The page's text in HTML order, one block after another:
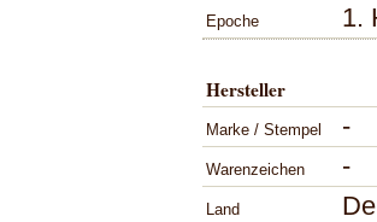
Epoche 1.
Hersteller
Marke / Stempel -
Warenzeichen -
Land